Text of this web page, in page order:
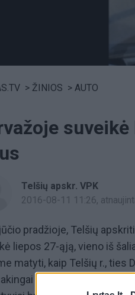
> ŽINIOS > AUTO
Telšių apskr. VPK
2016-08-11 11:26,
pradžioje, Telšių
liepos 27-ąją, vieno iš
matyti, kaip Telšių r., ties
„linksminasi“